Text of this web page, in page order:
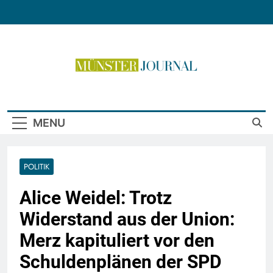
MENU
POLITIK
Alice Weidel: Trotz
Widerstand aus der Union:
Merz kapituliert vor den
Schuldenplänen der SPD